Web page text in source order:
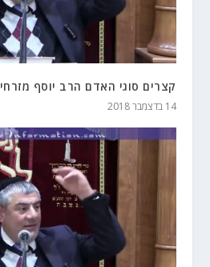
קצרים סוגי האדם הרב יוסף מזרחי
14 בדצמבר 2018